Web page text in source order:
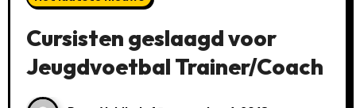
Cursisten geslaagd voor
Jeugdvoetbal Trainer/Coach